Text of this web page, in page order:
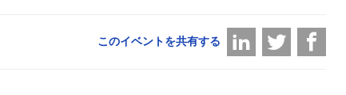
このイベントを共有する